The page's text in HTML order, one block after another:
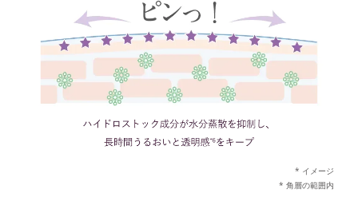
* イメージ
* 角層の範囲内